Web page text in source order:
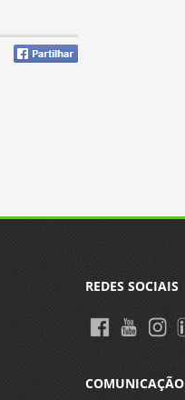
REDES SOCIAIS
COMUNICAÇÃO